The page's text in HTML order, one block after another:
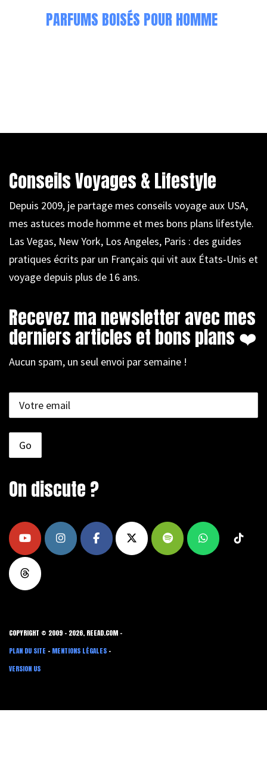
PARFUMS BOISÉS POUR HOMME
Conseils Voyages & Lifestyle
Depuis 2009, je partage mes conseils voyage aux USA,
mes astuces mode homme et mes bons plans lifestyle.
Las Vegas, New York, Los Angeles, Paris : des guides
pratiques écrits par un Français qui vit aux États-Unis et
voyage depuis plus de 16 ans.
Recevez ma newsletter avec mes
derniers articles et bons plans ❤️
Aucun spam, un seul envoi par semaine !
On discute ?
COPYRIGHT © 2009 - 2026, REEAD.COM -
PLAN DU SITE - MENTIONS LÉGALES -
VERSION US